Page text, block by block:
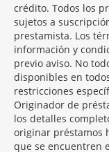
crédito. Todos los
sujetos a
prestamista. Los
información y
previo aviso. No
disponibles en
restricciones
Originador de
los detalles
originar préstamos
que se encuentren